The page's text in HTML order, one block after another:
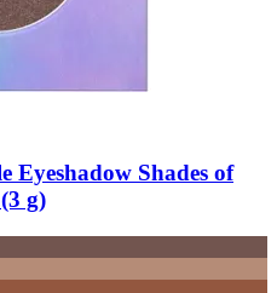
Eyeshadow Shades of
g)